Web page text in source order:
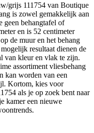
grijs 111754 van Boutique
is zowel gemakkelijk aan
geen behangtafel of
en is 52 centimeter
de muur en het behang
resultaat dienen de
van kleur en vlak te zijn.
assortiment vliesbehang
kan worden van een
Kortom, kies voor
als je op zoek bent naar
kamer een nieuwe